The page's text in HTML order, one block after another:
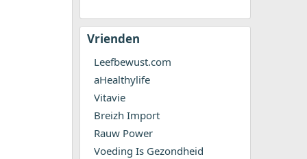
Vrienden
Leefbewust.com
aHealthylife
Vitavie
Breizh Import
Rauw Power
Voeding Is Gezondheid